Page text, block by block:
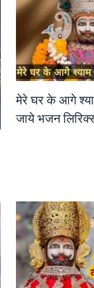
मेरे घर के आगे
जाये भजन